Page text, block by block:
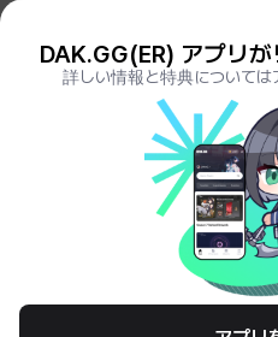
League of Legends Stats PORO.GG
Teamfight Tactics Stats
VALORANT.DAK.GG
PUBG.DAK.GG
Eternal Return StatsER.DAK.GG
Genshin Impact Stats
DEADLOCK.DAK.GG
Terms of Service Privacy
DAK.GG(ER) アプリ
詳しい情報と特典については